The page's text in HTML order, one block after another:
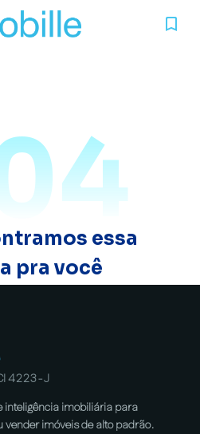
essa
pra você
4223-J
inteligência imobiliária para
imóveis de alto padrão.